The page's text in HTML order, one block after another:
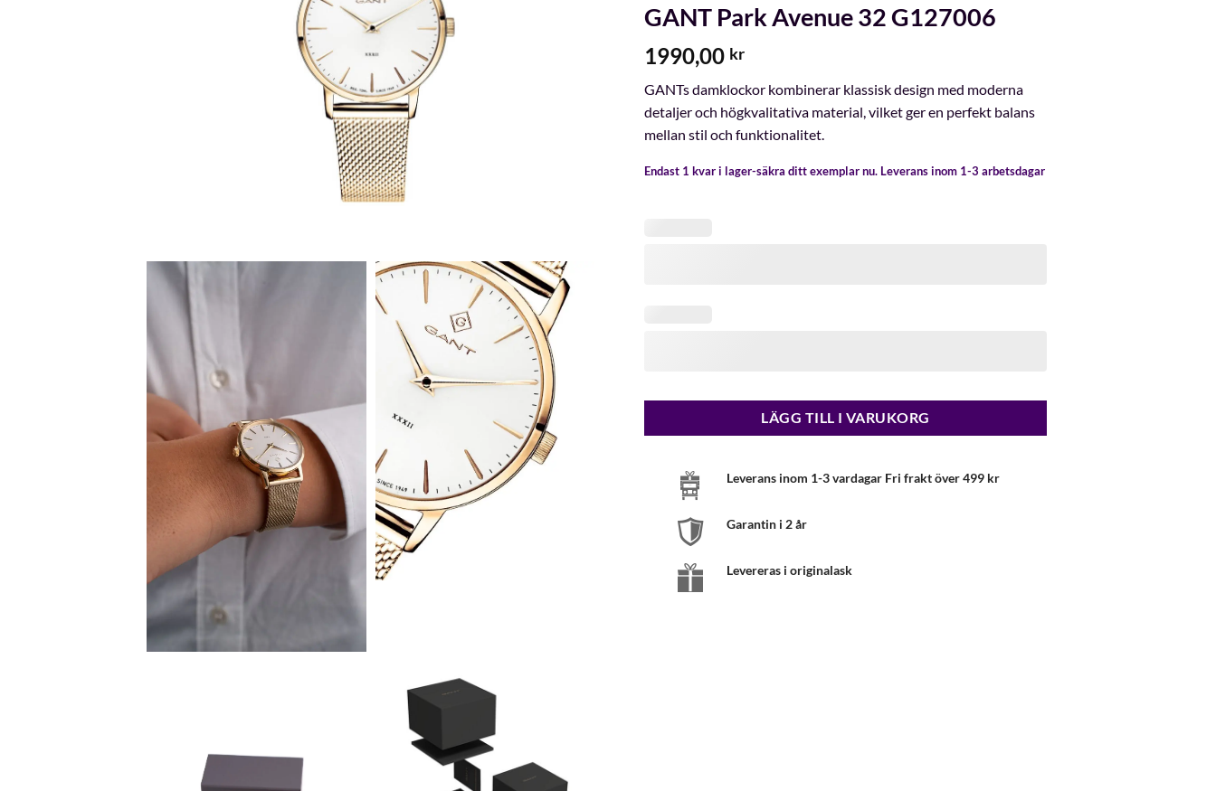
GANT Park Avenue 32 G127006
1990,00 kr
GANTs damklockor kombinerar klassisk design med moderna
detaljer och högkvalitativa material, vilket ger en perfekt balans
mellan stil och funktionalitet.
Endast 1 kvar i lager-säkra ditt exemplar nu. Leverans inom 1-3 arbetsdagar
LÄGG TILL I VARUKORG
Leverans inom 1-3 vardagar Fri frakt över 499 kr
Garantin i 2 år
Levereras i originalask